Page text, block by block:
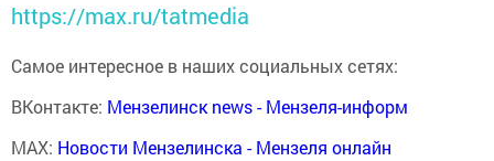
https://max.ru/tatmedia
Самое интересное в наших социальных сетях:
ВКонтакте: Мензелинск news - Мензеля-информ
MAX: Новости Мензелинска - Мензеля онлайн